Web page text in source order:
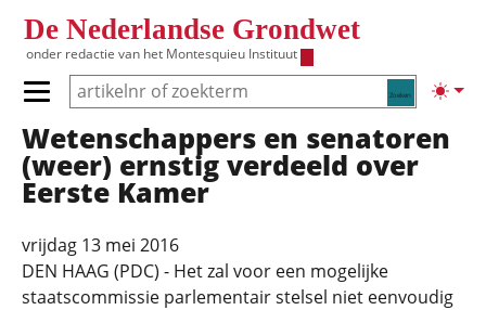
De Nederlandse Grondwet
onder redactie van het Montesquieu Instituut
Zoeken
Primair menu tonen/verbergen
Hoofdnavigatie
Wetenschappers en senatoren
(weer) ernstig verdeeld over
Eerste Kamer
vrijdag 13 mei 2016
DEN HAAG (PDC) - Het zal voor een mogelijke
staatscommissie parlementair stelsel niet eenvoudig